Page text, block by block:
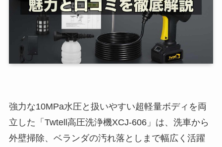
強力な10MPa水圧と扱いやすい超軽量ボディを両
立した「Twtell高圧洗浄機XCJ-606」は、洗車から
外壁掃除、ベランダの汚れ落としまで幅広く活躍